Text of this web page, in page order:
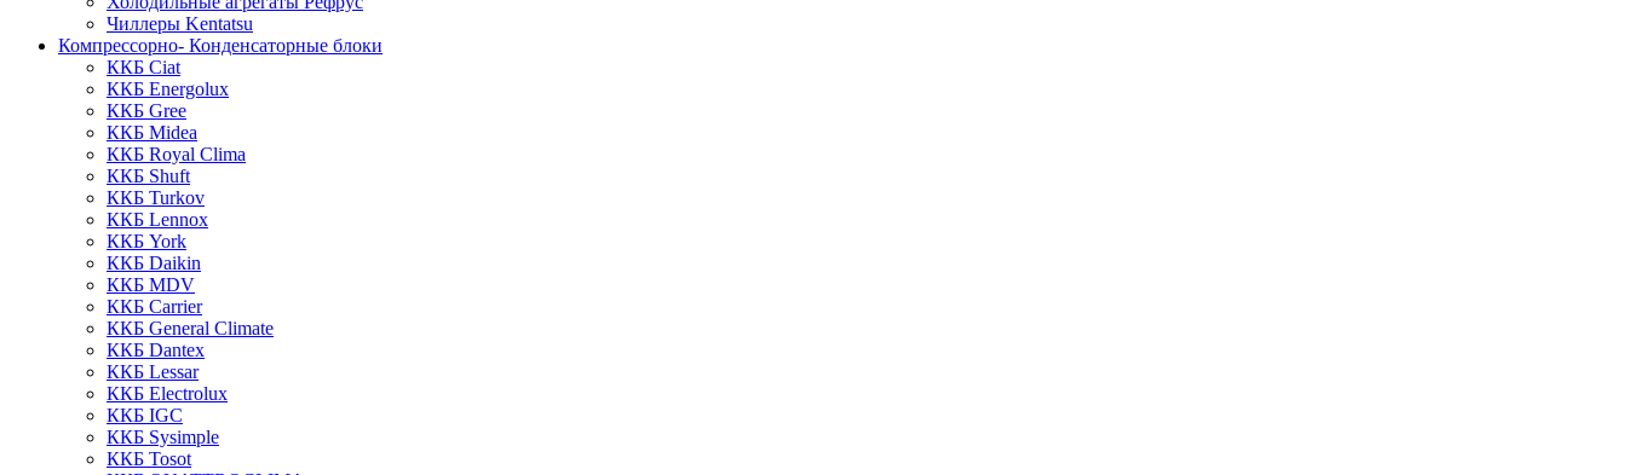
Чиллеры Kentatsu
Компрессорно- Конденсаторные блоки
ККБ Ciat
ККБ Energolux
ККБ Gree
ККБ Midea
ККБ Royal Clima
ККБ Shuft
ККБ Turkov
ККБ Lennox
ККБ York
ККБ Daikin
ККБ MDV
ККБ Carrier
ККБ General Climate
ККБ Dantex
ККБ Lessar
ККБ Electrolux
ККБ IGC
ККБ Sysimple
ККБ Tosot